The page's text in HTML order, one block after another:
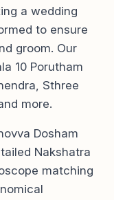
a wedding
to ensure
groom. Our
10 Porutham
Sthree
more.
Dosham
Nakshatra
matching